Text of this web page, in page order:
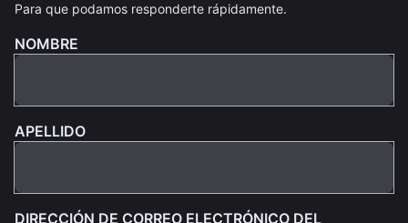
Para que podamos responderte rápidamente.
NOMBRE
APELLIDO
DIRECCIÓN DE CORREO ELECTRÓNICO DEL